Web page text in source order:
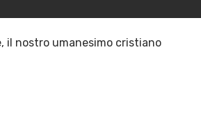
il nostro umanesimo cristiano